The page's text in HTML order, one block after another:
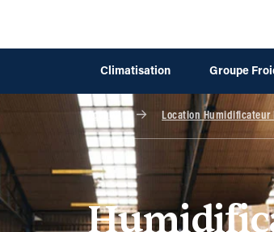
Climatisation Groupe
Accueil Location Humidificateur